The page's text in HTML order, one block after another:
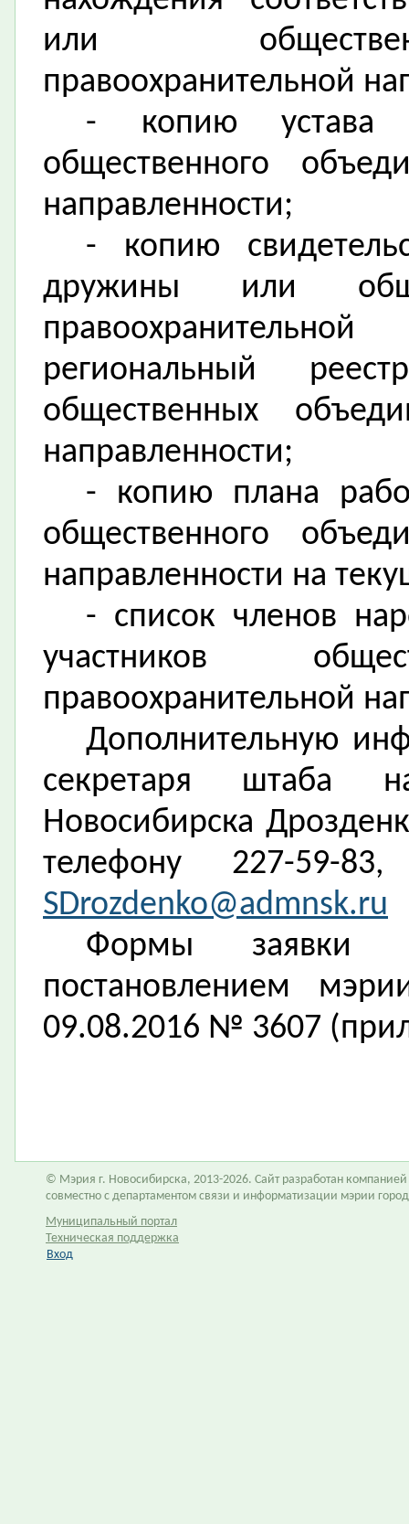
или
правоохранительной
- копию устава
общественного
направленности;
- копию
дружины или
региональный
общественных
направленности;
- копию плана
общественного
направленности на
- список членов
участников
правоохранительной
Дополнительную
секретаря штаба
Новосибирска
телефону 227-59-
SDrozdenko@admnsk.ru
Формы заявки
постановлением
09.08.2016 № 3607
© Мэрия г. Новосибирска, 2013-2026. Сайт разработан компанией
совместно с департаментом связи и информатизации мэрии
Муниципальный портал
Техническая поддержка
Вход